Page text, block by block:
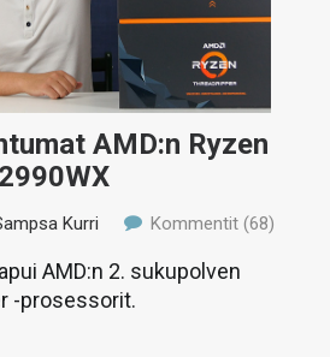
AMD:n Ryzen
Kurri Kommentit (68)
AMD:n 2. sukupolven
-prosessorit.